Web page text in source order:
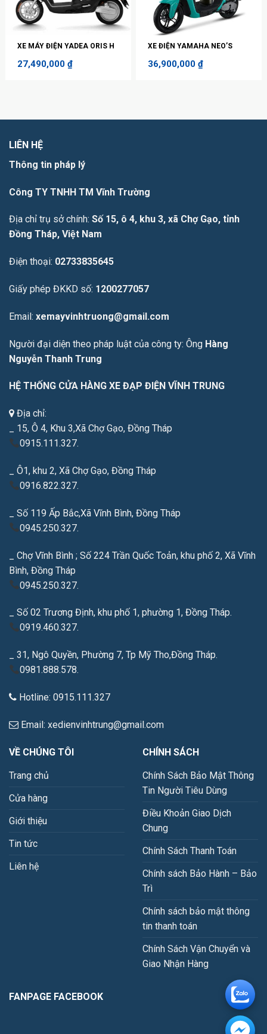
XE MÁY ĐIỆN YADEA ORIS H
27,490,000 ₫
XE ĐIỆN YAMAHA NEO’S
36,900,000 ₫
LIÊN HỆ
Thông tin pháp lý
Công TY TNHH TM Vĩnh Trường
Địa chỉ trụ sở chính: Số 15, ô 4, khu 3, xã Chợ Gạo, tỉnh
Đồng Tháp, Việt Nam
Điện thoại: 02733835645
Giấy phép ĐKKD số: 1200277057
Email: xemayvinhtruong@gmail.com
Người đại diện theo pháp luật của công ty: Ông Hàng
Nguyễn Thanh Trung
HỆ THỐNG CỬA HÀNG XE ĐẠP ĐIỆN VĨNH TRUNG
Địa chỉ:
_ 15, Ô 4, Khu 3,Xã Chợ Gạo, Đồng Tháp
0915.111.327.
_ Ô1, khu 2, Xã Chợ Gạo, Đồng Tháp
0916.822.327.
_ Số 119 Ấp Bắc,Xã Vĩnh Bình, Đồng Tháp
0945.250.327.
_ Chợ Vĩnh Bình ; Số 224 Trần Quốc Toản, khu phố 2, Xã Vĩnh
Bình, Đồng Tháp
0945.250.327.
_ Số 02 Trương Định, khu phố 1, phường 1, Đồng Tháp.
0919.460.327.
_ 31, Ngô Quyền, Phường 7, Tp Mỹ Tho,Đồng Tháp.
0981.888.578.
Hotline: 0915.111.327
Email: xedienvinhtrung@gmail.com
VỀ CHÚNG TÔI
Trang chủ
Cửa hàng
Giới thiệu
Tin tức
Liên hệ
CHÍNH SÁCH
Chính Sách Bảo Mật Thông
Tin Người Tiêu Dùng
Điều Khoản Giao Dịch
Chung
Chính Sách Thanh Toán
Chính sách Bảo Hành – Bảo
Trì
Chính sách bảo mật thông
tin thanh toán
Chính Sách Vận Chuyển và
Giao Nhận Hàng
FANPAGE FACEBOOK